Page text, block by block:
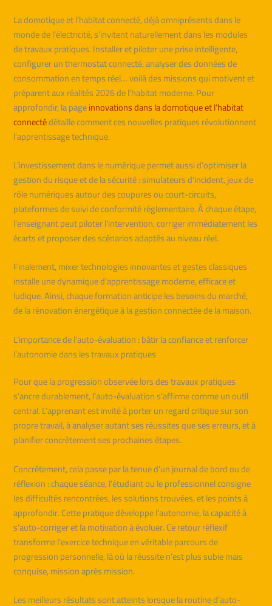
La domotique et l’habitat connecté, déjà omniprésents dans le
monde de l’électricité, s’invitent naturellement dans les modules
de travaux pratiques. Installer et piloter une prise intelligente,
configurer un thermostat connecté, analyser des données de
consommation en temps réel… voilà des missions qui motivent et
préparent aux réalités 2026 de l’habitat moderne. Pour
approfondir, la pageinnovations dans la domotique et l’habitat
connectédétaille comment ces nouvelles pratiques révolutionnent
l’apprentissage technique.
L’investissement dans le numérique permet aussi d’optimiser la
gestion du risque et de la sécurité : simulateurs d’incident, jeux de
rôle numériques autour des coupures ou court-circuits,
plateformes de suivi de conformité réglementaire. À chaque étape,
l’enseignant peut piloter l’intervention, corriger immédiatement les
écarts et proposer des scénarios adaptés au niveau réel.
Finalement, mixer technologies innovantes et gestes classiques
installe une dynamique d’apprentissage moderne, efficace et
ludique. Ainsi, chaque formation anticipe les besoins du marché,
de la rénovation énergétique à la gestion connectée de la maison.
L’importance de l’auto-évaluation : bâtir la confiance et renforcer
l’autonomie dans les travaux pratiques
Pour que la progression observée lors des travaux pratiques
s’ancre durablement, l’auto-évaluation s’affirme comme un outil
central. L’apprenant est invité à porter un regard critique sur son
propre travail, à analyser autant ses réussites que ses erreurs, et à
planifier concrètement ses prochaines étapes.
Concrètement, cela passe par la tenue d’un journal de bord ou de
réflexion : chaque séance, l’étudiant ou le professionnel consigne
les difficultés rencontrées, les solutions trouvées, et les points à
approfondir. Cette pratique développe l’autonomie, la capacité à
s’auto-corriger et la motivation à évoluer. Ce retour réflexif
transforme l’exercice technique en véritable parcours de
progression personnelle, là où la réussite n’est plus subie mais
conquise, mission après mission.
Les meilleurs résultats sont atteints lorsque la routine d’auto-